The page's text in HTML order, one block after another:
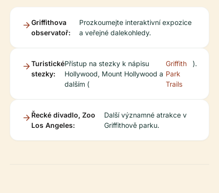
Griffithova
observatoř:
Prozkoumejte interaktivní expozice
a veřejné dalekohledy.
Turistické
stezky:
Přístup na stezky k nápisu
Hollywood, Mount Hollywood a
dalším (
Griffith
Park
Trails
).
Řecké divadlo, Zoo
Los Angeles:
Další významné atrakce v
Griffithově parku.